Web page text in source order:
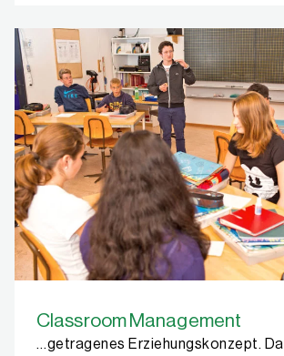
Classroom Management
…getragenes Erziehungskonzept.